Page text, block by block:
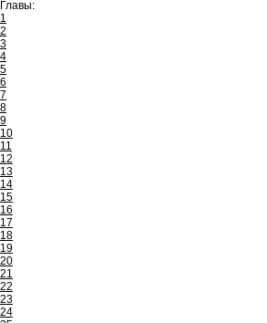
Главы:
1
2
3
4
5
6
7
8
9
10
11
12
13
14
15
16
17
18
19
20
21
22
23
24